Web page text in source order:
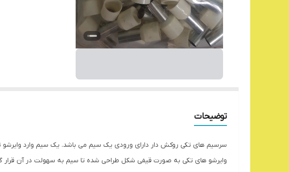
توضیحات
سرسیم های تکی روکش دار دارای ورودی یک سیم می باشد. یک سیم وارد وایرشو
وایرشو های تکی به صورت قیفی شکل طراحی شده تا سیم به سهولت در آن قرار